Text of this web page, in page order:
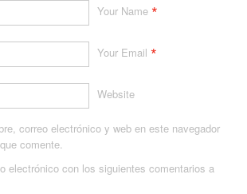
Your Name *
Your Email *
Website
correo electrónico y web en este navegador
comente.
electrónico con los siguientes comentarios a